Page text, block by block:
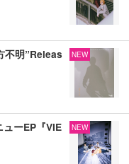
不明”Releas
NEW
ーEP『VIE
NEW